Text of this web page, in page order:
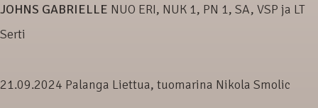
JOHNS GABRIELLE NUO ERI, NUK 1, PN 1, SA, VSP ja LT
Serti
21.09.2024 Palanga Liettua, tuomarina Nikola Smolic